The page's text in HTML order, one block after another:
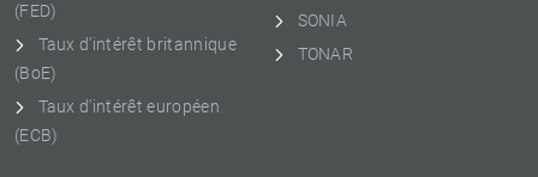
(FED)
Taux d'intérêt britannique
(BoE)
Taux d'intérêt européen
(ECB)
SONIA
TONAR